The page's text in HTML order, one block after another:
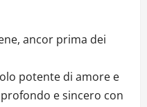
ancor prima dei
potente di amore e
e sincero con